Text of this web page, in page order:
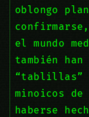
oblongo
el mundo
también
“tablillas”
minoicos
haberse